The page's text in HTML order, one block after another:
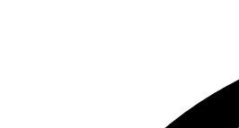
Calefactores Aereos Modine